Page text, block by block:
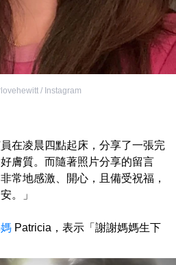
/ Instagram
在凌晨四點起床，分享了一張完
膚質。而隨著照片分享的留言
常地感激、開心，且備受祝福，
。」
Patricia，表示「謝謝媽媽生下